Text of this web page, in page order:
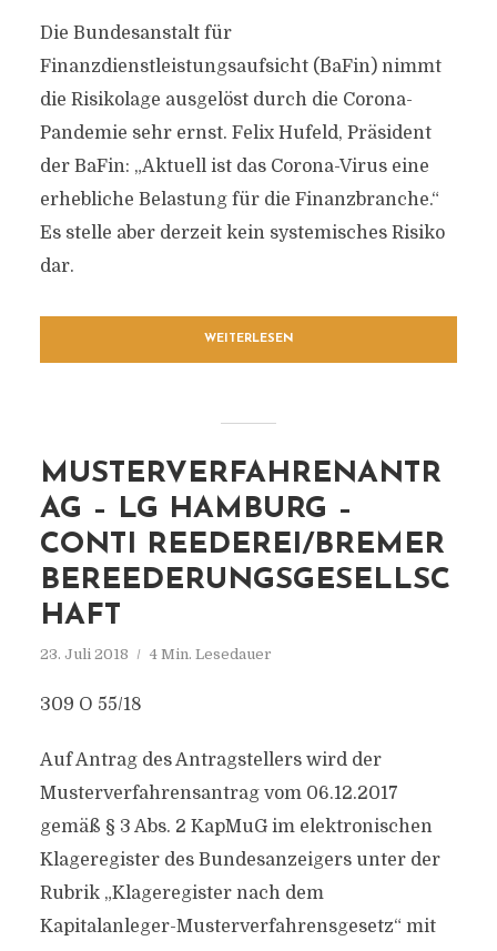
Die Bundesanstalt für
Finanzdienstleistungsaufsicht (BaFin) nimmt
die Risikolage ausgelöst durch die Corona-
Pandemie sehr ernst. Felix Hufeld, Präsident
der BaFin: „Aktuell ist das Corona-Virus eine
erhebliche Belastung für die Finanzbranche.“
Es stelle aber derzeit kein systemisches Risiko
dar.
WEITERLESEN
MUSTERVERFAHRENANTR
AG – LG HAMBURG –
CONTI REEDEREI/BREMER
BEREEDERUNGSGESELLSC
HAFT
23. Juli 2018 4 Min. Lesedauer
309 O 55/18
Auf Antrag des Antragstellers wird der
Musterverfahrensantrag vom 06.12.2017
gemäß § 3 Abs. 2 KapMuG im elektronischen
Klageregister des Bundesanzeigers unter der
Rubrik „Klageregister nach dem
Kapitalanleger-Musterverfahrensgesetz“ mit